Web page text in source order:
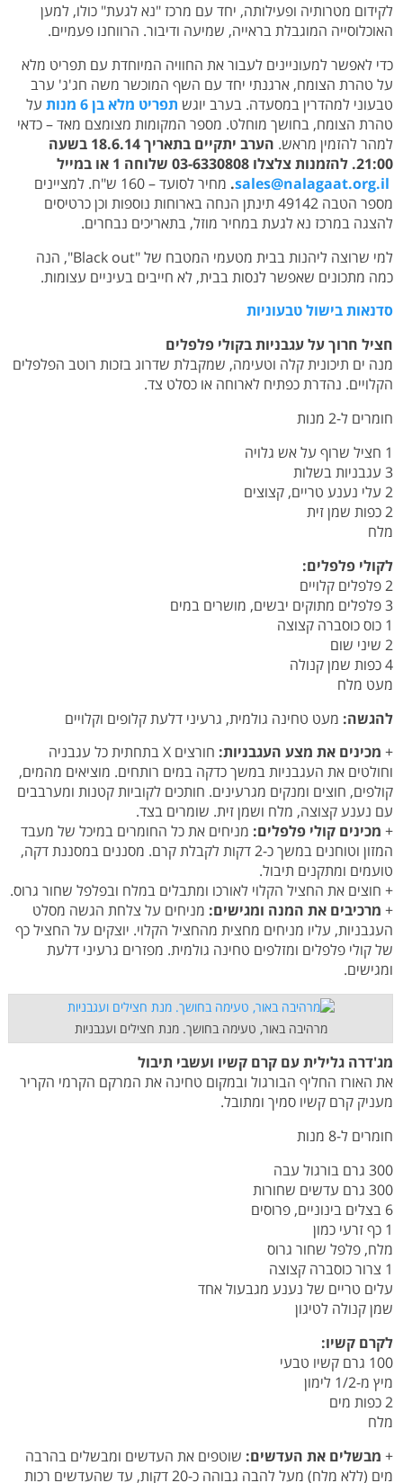
לקידום מטרותיה ופעילותה, יחד עם מרכז "נא לגעת" כולו, למען
האוכלוסייה המוגבלת בראייה, שמיעה ודיבור. הרווחנו פעמיים.
כדי לאפשר למעוניינים לעבור את החוויה המיוחדת עם תפריט מלא
על טהרת הצומח, ארגנתי יחד עם השף המוכשר משה חג'ג' ערב
טבעוני למהדרין במסעדה. בערב יוגש תפריט מלא בן 6 מנות
על
טהרת הצומח, בחושך מוחלט. מספר המקומות מצומצם מאד – כדאי
למהר להזמין מראש.
הערב יתקיים בתאריך 18.6.14 בשעה
21:00. להזמנות צלצלו 03-6330808 שלוחה 1 או במייל
sales@nalagaat.org.il
.
מחיר לסועד – 160 ש"ח. למציינים
מספר הטבה 49142 תינתן הנחה בארוחות נוספות וכן כרטיסים
להצגה במרכז נא לגעת במחיר מוזל, בתאריכים נבחרים.
למי שרוצה ליהנות בבית מטעמי המטבח של "Black out", הנה
כמה מתכונים שאפשר לנסות בבית, לא חייבים בעיניים עצומות.
סדנאות בישול טבעוניות
חציל חרוך על עגבניות בקולי פלפלים
מנה ים תיכונית קלה וטעימה, שמקבלת שדרוג בזכות רוטב הפלפלים
הקלויים. נהדרת כפתיח לארוחה או כסלט צד.
חומרים ל-2 מנות
1 חציל שרוף על אש גלויה
3 עגבניות בשלות
2 עלי נענע טריים, קצוצים
2 כפות שמן זית
מלח
לקולי פלפלים:
2 פלפלים קלויים
3 פלפלים מתוקים יבשים, מושרים במים
1 כוס כוסברה קצוצה
2 שיני שום
4 כפות שמן קנולה
מעט מלח
להגשה: מעט טחינה גולמית, גרעיני דלעת קלופים וקלויים
+ מכינים את מצע העגבניות:
חורצים X בתחתית כל עגבניה
וחולטים את העגבניות במשך כדקה במים רותחים. מוציאים מהמים,
קולפים, חוצים ומנקים מגרעינים. חותכים לקוביות קטנות ומערבבים
עם נענע קצוצה, מלח ושמן זית. שומרים בצד.
+ מכינים קולי פלפלים: מניחים את כל החומרים במיכל של מעבד
המזון וטוחנים במשך כ-2 דקות לקבלת קרם. מסננים במסננת דקה,
טועמים ומתקנים תיבול.
+ חוצים את החציל הקלוי לאורכו ומתבלים במלח ובפלפל שחור גרוס.
+ מרכיבים את המנה ומגישים: מניחים על צלחת הגשה מסלט
העגבניות, עליו מניחים מחצית מהחציל הקלוי. יוצקים על החציל כף
של קולי פלפלים ומזלפים טחינה גולמית. מפזרים גרעיני דלעת
ומגישים.
מרהיבה באור, טעימה בחושך. מנת חצילים ועגבניות
מג'דרה גלילית עם קרם קשיו ועשבי תיבול
את האורז החליף הבורגול ובמקום טחינה את המרקם הקרמי הקריר
מעניק קרם קשיו סמיך ומתובל.
חומרים ל-8 מנות
300 גרם בורגול עבה
300 גרם עדשים שחורות
6 בצלים בינוניים, פרוסים
1 כף זרעי כמון
מלח, פלפל שחור גרוס
1 צרור כוסברה קצוצה
עלים טריים של נענע מגבעול אחד
שמן קנולה לטיגון
לקרם קשיו:
100 גרם קשיו טבעי
מיץ מ-1/2 לימון
2 כפות מים
מלח
+ מבשלים את העדשים: שוטפים את העדשים ומבשלים בהרבה
מים (ללא מלח) מעל להבה גבוהה כ-20 דקות, עד שהעדשים רכות